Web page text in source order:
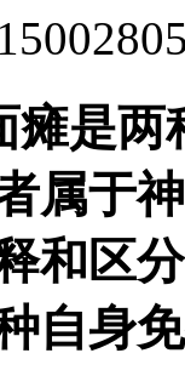
瘫是两
属于
和区
自身